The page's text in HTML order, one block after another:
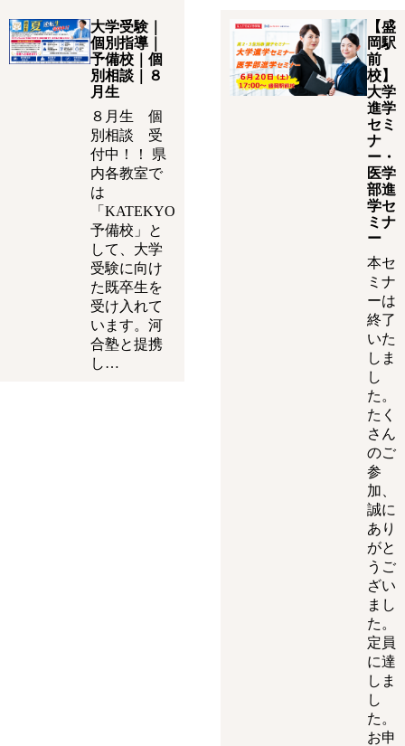
大学受験｜
個別指導｜
予備校｜個
別相談｜８
月生
８月生 個
別相談 受
付中！！ 県
内各教室で
は
「KATEKYO
予備校」と
して、大学
受験に向け
た既卒生を
受け入れて
います。河
合塾と提携
し…
【盛
岡駅
前
校】
大学
進学
セミ
ナ
ー・
医学
部進
学セ
ミナ
ー
本セ
ミナ
ーは
終了
いた
しま
し
た。
たく
さん
のご
参
加、
誠に
あり
がと
うご
ざい
まし
た。
定員
に達
しま
し
た。
お申